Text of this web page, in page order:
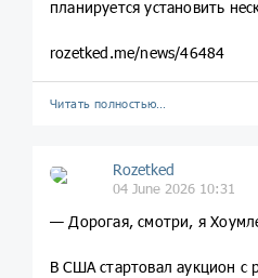
планируется установить
rozetked.me/news/46484
Читать полностью…
Rozetked
04 June 2026 10:31
— Дорогая, смотри, я
В США стартовал аукцион с